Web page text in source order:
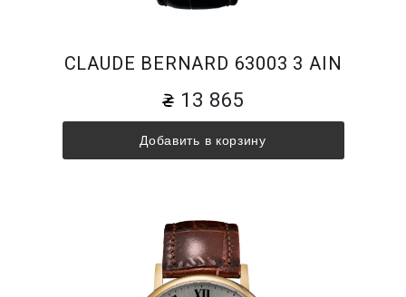
CLAUDE BERNARD 63003 3 AIN
13 865
Добавить в корзину